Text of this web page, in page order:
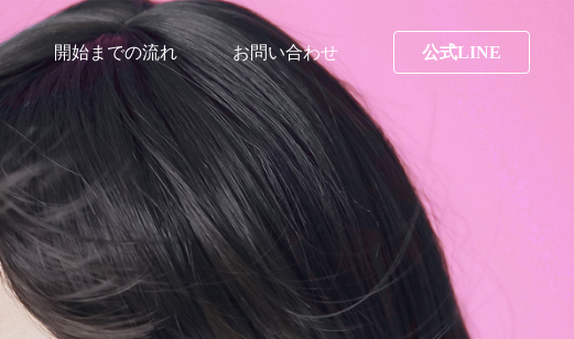
開始までの流れ お問い合わせ 公式LINE